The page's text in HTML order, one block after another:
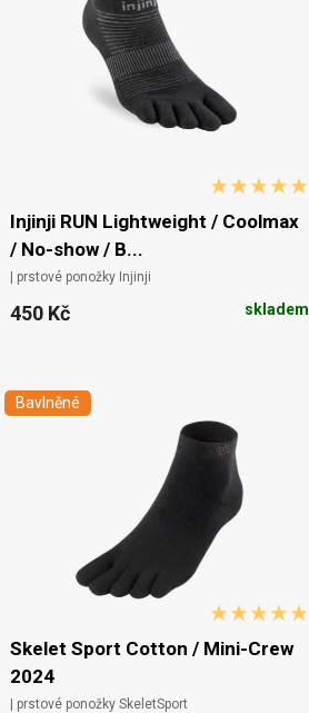
Injinji RUN Lightweight / Coolmax
/ No-show / B...
| prstové ponožky Injinji
450 Kč skladem
Bavlněné
Skelet Sport Cotton / Mini-Crew
2024
| prstové ponožky SkeletSport